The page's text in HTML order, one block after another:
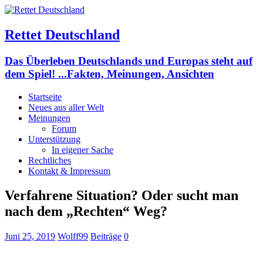
Rettet Deutschland
Das Überleben Deutschlands und Europas steht auf
dem Spiel! ...Fakten, Meinungen, Ansichten
Startseite
Neues aus aller Welt
Meinungen
Forum
Unterstützung
In eigener Sache
Rechtliches
Kontakt & Impressum
Verfahrene Situation? Oder sucht man
nach dem „Rechten“ Weg?
Juni 25, 2019 Wolff99 Beiträge 0